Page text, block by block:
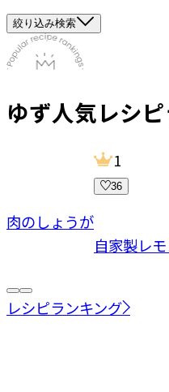
絞り込み検索
ゆず人気レシ
肉のしょうが
1
36
自家製レ
レシピランキング